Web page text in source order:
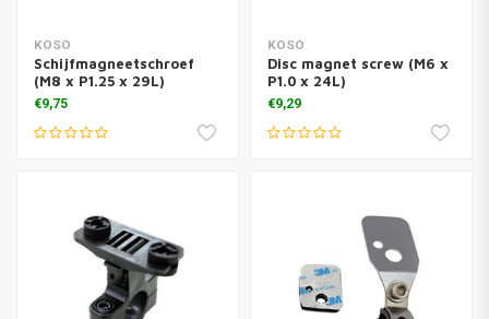
KOSO
Schijfmagneetschroef
(M8 x P1.25 x 29L)
€9,75
KOSO
Disc magnet screw (M6 x
P1.0 x 24L)
€9,29